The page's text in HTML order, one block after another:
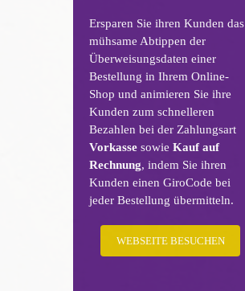
Ersparen Sie ihren Kunden das
mühsame Abtippen der
Überweisungsdaten einer
Bestellung in Ihrem Online-
Shop und animieren Sie ihre
Kunden zum schnelleren
Bezahlen bei der Zahlungsart
Vorkasse sowieKauf auf
Rechnung, indem Sie ihren
Kunden einen GiroCode bei
jeder Bestellung übermitteln.
WEBSEITE BESUCHEN